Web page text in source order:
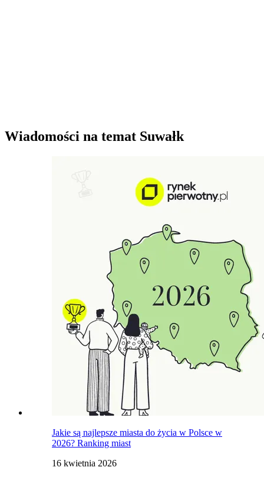
Wiadomości na temat Suwałk
Jakie są najlepsze miasta do życia w Polsce w
2026? Ranking miast
16 kwietnia 2026